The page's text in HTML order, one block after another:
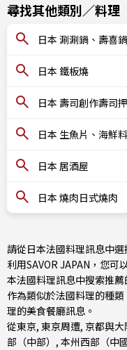
尋找其他類別／料理
日本 涮涮鍋、壽喜鍋
日本 鐵板燒
日本 壽司創作壽司
日本 生魚片、海鮮
日本 居酒屋
日本 燒肉日式燒肉
請從日本法國料理訊息中
利用SAVOR JAPAN，您
本法國料理訊息中搜索推
作為類似於法國料理的種
理的美食餐廳訊息。
從東京, 東京周遭, 京都與大
部（中部） , 本州西部（中國